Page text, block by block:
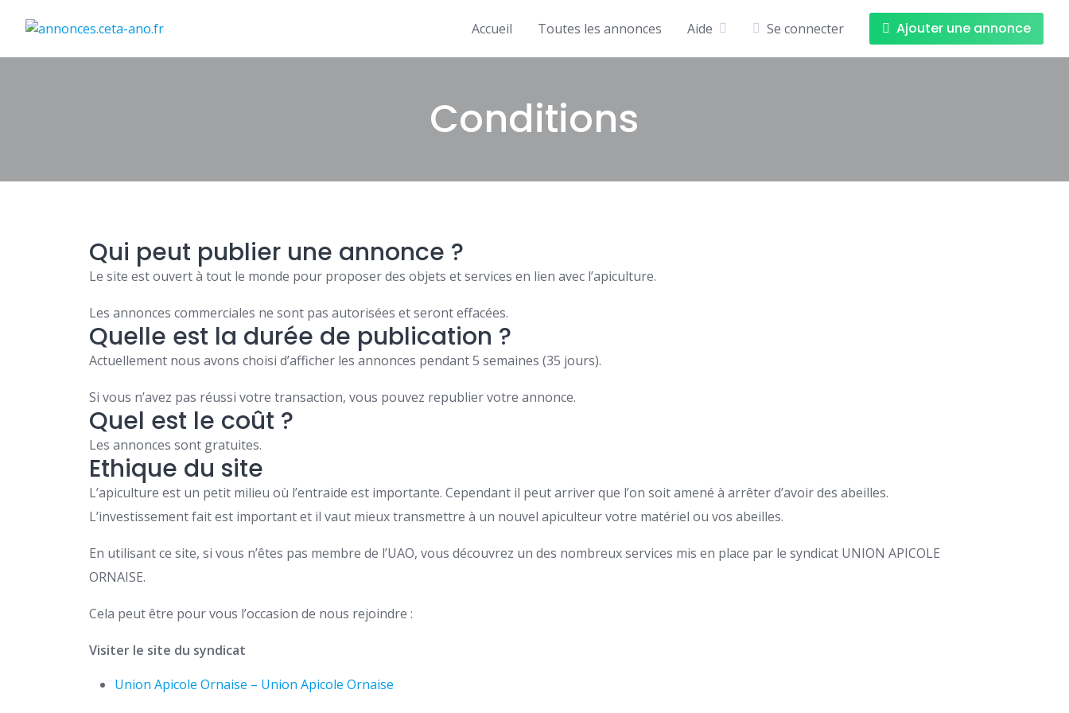
Accueil Toutes les annonces Aide Se connecter Ajouter une annonce
Conditions
Qui peut publier une annonce ?
Le site est ouvert à tout le monde pour proposer des objets et services en lien avec l’apiculture.
Les annonces commerciales ne sont pas autorisées et seront effacées.
Quelle est la durée de publication ?
Actuellement nous avons choisi d’afficher les annonces pendant 5 semaines (35 jours).
Si vous n’avez pas réussi votre transaction, vous pouvez republier votre annonce.
Quel est le coût ?
Les annonces sont gratuites.
Ethique du site
L’apiculture est un petit milieu où l’entraide est importante. Cependant il peut arriver que l’on soit amené à arrêter d’avoir des abeilles.
L’investissement fait est important et il vaut mieux transmettre à un nouvel apiculteur votre matériel ou vos abeilles.
En utilisant ce site, si vous n’êtes pas membre de l’UAO, vous découvrez un des nombreux services mis en place par le syndicat UNION APICOLE
ORNAISE.
Cela peut être pour vous l’occasion de nous rejoindre :
Visiter le site du syndicat
Union Apicole Ornaise – Union Apicole Ornaise